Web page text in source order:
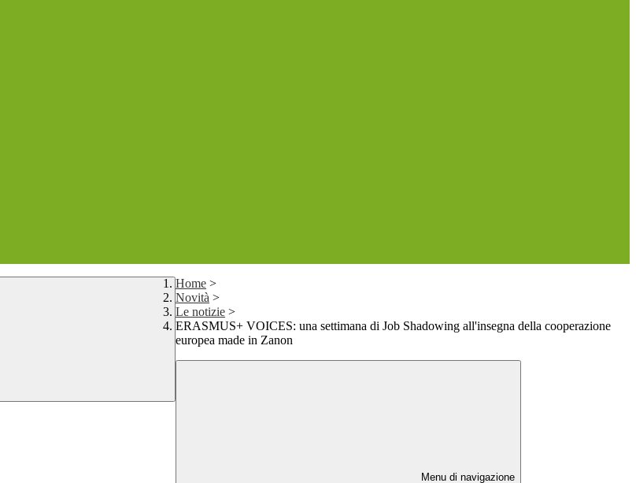
Home >
Novità >
Le notizie >
ERASMUS+ VOICES: una settimana di Job Shadowing all'insegna della cooperazione
europea made in Zanon
Menu di navigazione